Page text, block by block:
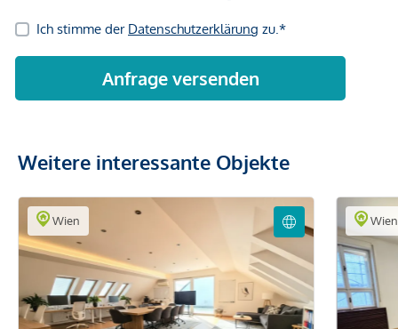
Weitere interessante Objekte
Wien Wien